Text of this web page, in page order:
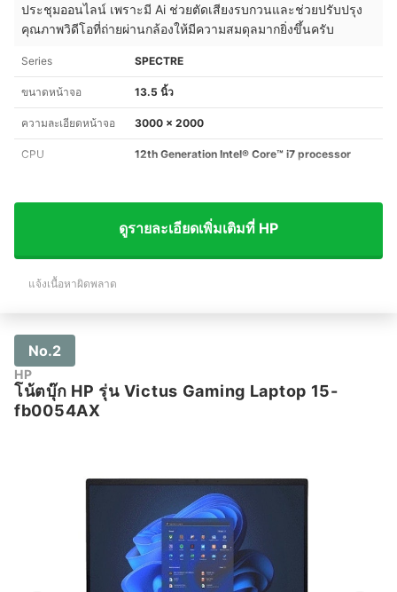
ประชุมออนไลน์ เพราะมี Ai ช่วยตัดเสียงรบกวนและช่วยปรับปรุง
คุณภาพวิดีโอที่ถ่ายผ่านกล้องให้มีความสมดุลมากยิ่งขึ้นครับ
Series SPECTRE
ขนาดหน้าจอ 13.5 นิ้ว
ความละเอียดหน้าจอ 3000 x 2000
CPU 12th Generation Intel® Core™ i7 processor
ดูรายละเอียดเพิ่มเติมที่ HP
แจ้งเนื้อหาผิดพลาด
No.2
HP
โน้ตบุ๊ก HP รุ่น Victus Gaming Laptop 15-
fb0054AX